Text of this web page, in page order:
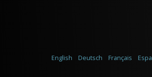
English Deutsch Français